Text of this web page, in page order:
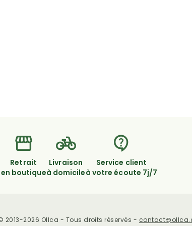
Retrait
en boutique
Livraison
à domicile
Service client
à votre écoute 7j/7
2013-2026 Ollca - Tous droits réservés -